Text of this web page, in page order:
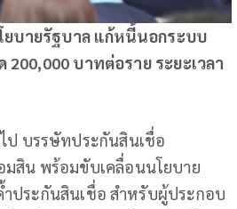
บายรัฐบาล แก้หนี้นอกระบบ
บาทต่อราย ระยะเวลา
ป บรรษัทประกันสินเชื่อ
มสิน พร้อมขับเคลื่อนนโยบาย
ประกันสินเชื่อ สำหรับผู้ประกอบ